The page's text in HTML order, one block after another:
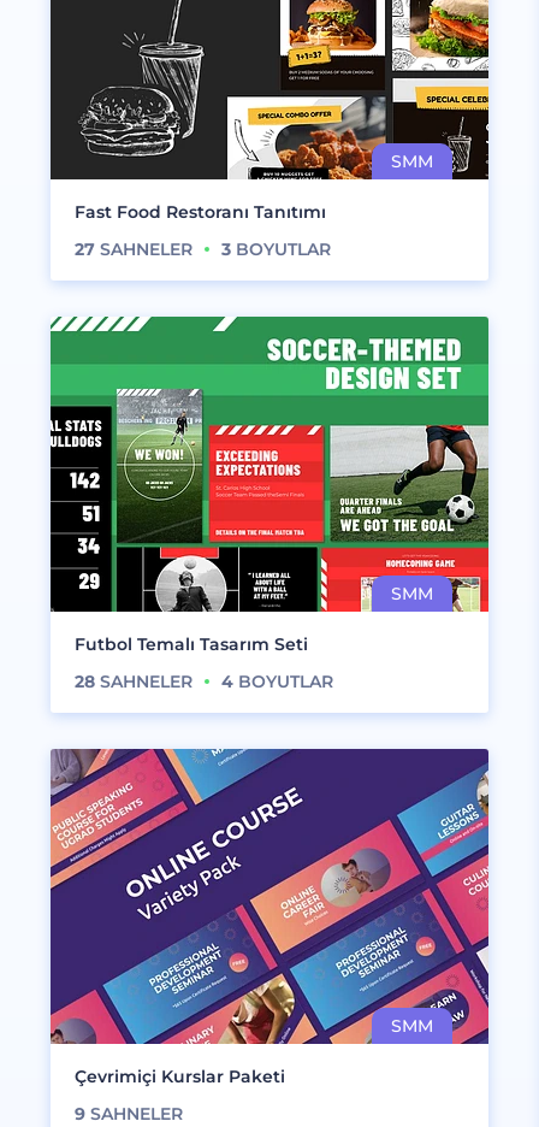
Fast Food Restoranı Tanıtımı
27 SAHNELER 3 BOYUTLAR
Futbol Temalı Tasarım Seti
28 SAHNELER 4 BOYUTLAR
Çevrimiçi Kurslar Paketi
9 SAHNELER